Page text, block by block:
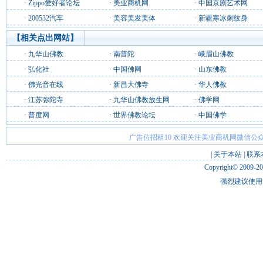
· Zippo爱好者论坛 · 美业商机网 · 中国京剧艺术网
· 200532汽车 · 美容美发美体 · 新疆寒冰刺纹身
【相关点出网站】
· 九华山佛教 · 南普陀 · 峨眉山佛教
· 弘化社 · 中国佛网 · 山东佛教
· 佛光音在线 · 新昌大佛寺 · 华人佛教
· 江苏弥陀寺 · 九华山佛教放生网 · 佛学网
· 普度网 · 世界佛教论坛 · 中国佛学
广告位招租10 欢迎关注美业商机网微信公
关于本站 联系
Copyright© 2009-
强烈建议使